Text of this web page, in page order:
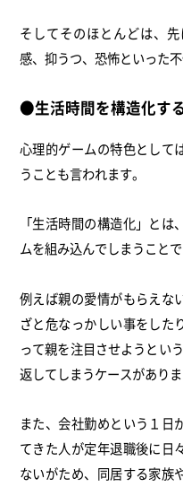
そしてそのほとんどは、
感、抑うつ、恐怖といった
●生活時間を構造化す
心理的ゲームの特色として
うことも言われます。
「生活時間の構造化」と
ムを組み込んでしまうことで
例えば親の愛情がもらえな
ざと危なっかしい事をした
って親を注目させようとい
返してしまうケースがありま
また、会社勤めという１日
てきた人が定年退職後に日
ないがため、同居する家族